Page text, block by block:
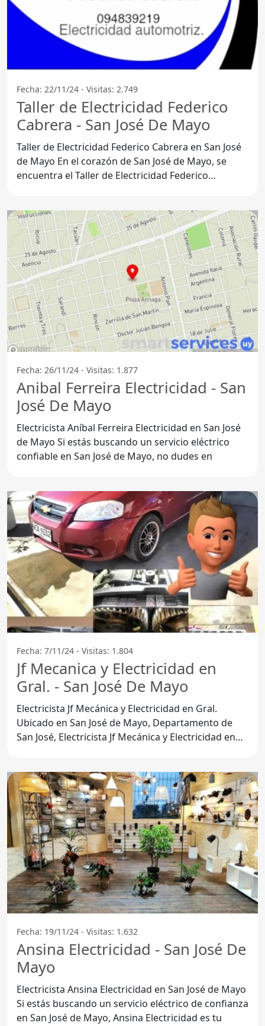
Fecha: 22/11/24 - Visitas: 2.749
Taller de Electricidad Federico
Cabrera - San José De Mayo
Taller de Electricidad Federico Cabrera en San José
de Mayo En el corazón de San José de Mayo, se
encuentra el Taller de Electricidad Federico
Fecha: 26/11/24 - Visitas: 1.877
Anibal Ferreira Electricidad - San
José De Mayo
Electricista Aníbal Ferreira Electricidad en San José
de Mayo Si estás buscando un servicio eléctrico
confiable en San José de Mayo, no dudes en
Fecha: 7/11/24 - Visitas: 1.804
Jf Mecanica y Electricidad en
Gral. - San José De Mayo
Electricista Jf Mecánica y Electricidad en Gral.
Ubicado en San José de Mayo, Departamento de
San José, Electricista Jf Mecánica y Electricidad en
Fecha: 19/11/24 - Visitas: 1.632
Ansina Electricidad - San José De
Mayo
Electricista Ansina Electricidad en San José de Mayo
Si estás buscando un servicio eléctrico de confianza
en San José de Mayo, Ansina Electricidad es tu